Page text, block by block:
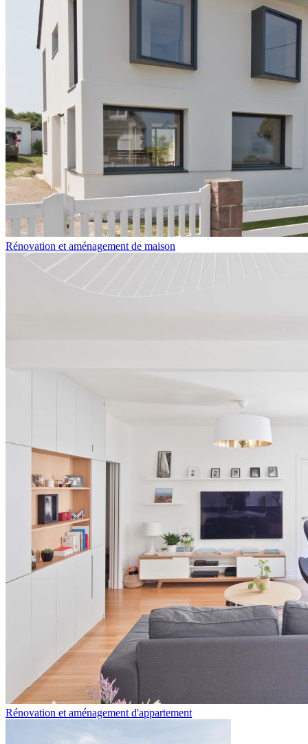
Rénovation et aménagement de maison
Rénovation et aménagement d'appartement